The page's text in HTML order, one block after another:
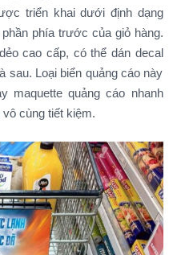
triển khai dưới định dạng
phía trước của giỏ hàng.
cao cấp, có thể dán decal
Loại biển quảng cáo này
maquette quảng cáo nhanh
cùng tiết kiệm.